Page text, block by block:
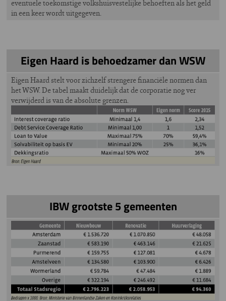
eventuele toekomstige volkshuisvestelijke behoeften als het geld
in een keer wordt uitgegeven.
Eigen Haard is behoedzamer dan WSW
Eigen Haard stelt voor zichzelf strengere financiële normen dan
het WSW. De tabel maakt duidelijk dat de corporatie nog ver
verwijderd is van de absolute grenzen.
IBW grootste 5 gemeenten